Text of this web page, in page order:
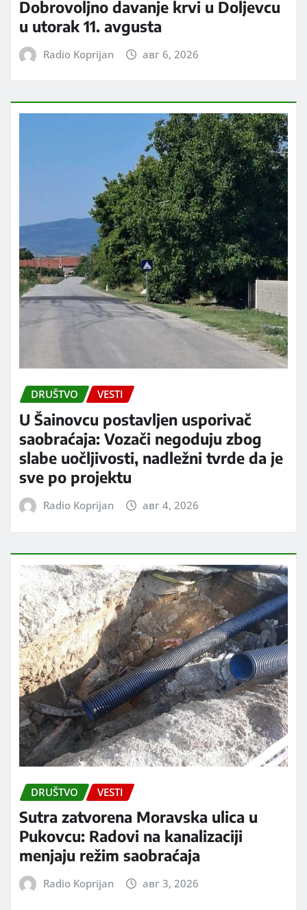
Dobrovoljno davanje krvi u Doljevcu
u utorak 11. avgusta
Radio Koprijan авг 6, 2026
DRUŠTVO VESTI
U Šainovcu postavljen usporivač
saobraćaja: Vozači negoduju zbog
slabe uočljivosti, nadležni tvrde da je
sve po projektu
Radio Koprijan авг 4, 2026
DRUŠTVO VESTI
Sutra zatvorena Moravska ulica u
Pukovcu: Radovi na kanalizaciji
menjaju režim saobraćaja
Radio Koprijan авг 3, 2026